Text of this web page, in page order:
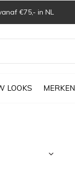
LOOKS MERKEN
€75,- in NL